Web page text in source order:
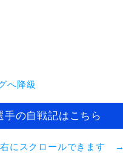
へ降級
手の自戦記はこちら
にスクロールできます →